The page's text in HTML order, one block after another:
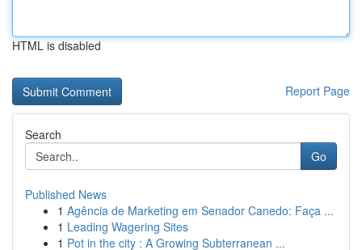
HTML is disabled
Report Page
Search
Go
Published News
1 Agência de Marketing em Senador Canedo: Faça ...
1 Leading Wagering Sites
1 Pot in the city : A Growing Subterranean ...